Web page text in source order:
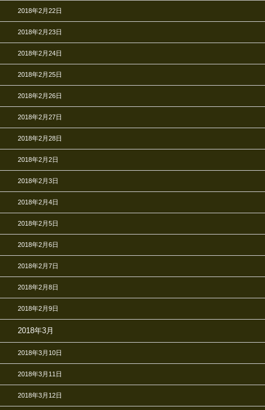
2018年2月22日
2018年2月23日
2018年2月24日
2018年2月25日
2018年2月26日
2018年2月27日
2018年2月28日
2018年2月2日
2018年2月3日
2018年2月4日
2018年2月5日
2018年2月6日
2018年2月7日
2018年2月8日
2018年2月9日
2018年3月
2018年3月10日
2018年3月11日
2018年3月12日